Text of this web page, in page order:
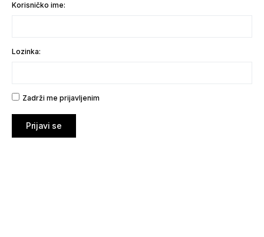
Korisničko ime:
Lozinka:
Zadrži me prijavljenim
Prijavi se